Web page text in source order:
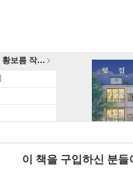
뮤지컬 〈휴남동 서점〉X 황보름 작가 북토크
이 책을 구입하신 분